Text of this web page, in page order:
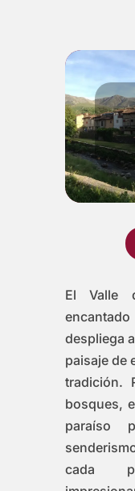
El Valle
despliega
paisaje de
tradición.
bosques,
paraíso
cada